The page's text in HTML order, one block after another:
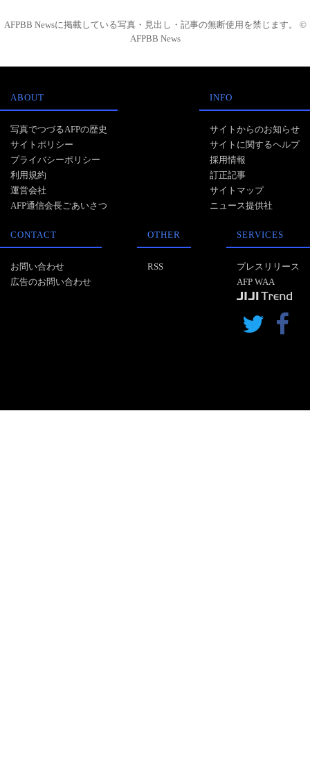
AFPBB Newsに掲載している写真・見出し・記事の無断使用を禁じます。 ©
AFPBB News
ABOUT
写真でつづるAFPの歴史
サイトポリシー
プライバシーポリシー
利用規約
運営会社
AFP通信会長ごあいさつ
INFO
サイトからのお知らせ
サイトに関するヘルプ
採用情報
訂正記事
サイトマップ
ニュース提供社
CONTACT
お問い合わせ
広告のお問い合わせ
OTHER
RSS
SERVICES
プレスリリース
AFP WAA